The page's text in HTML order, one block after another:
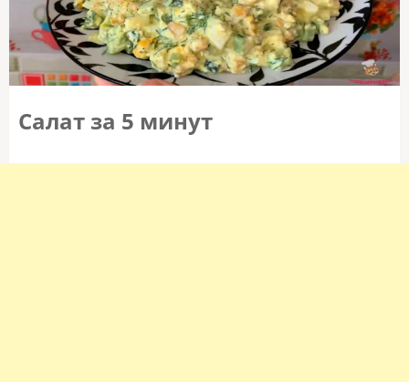
Салат за 5 минут